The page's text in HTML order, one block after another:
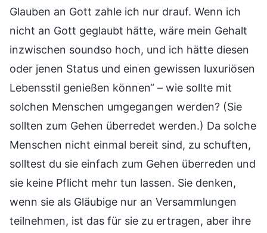
Glauben an Gott zahle ich nur drauf. Wenn ich
nicht an Gott geglaubt hätte, wäre mein Gehalt
inzwischen soundso hoch, und ich hätte diesen
oder jenen Status und einen gewissen luxuriösen
Lebensstil genießen können“ – wie sollte mit
solchen Menschen umgegangen werden? (Sie
sollten zum Gehen überredet werden.) Da solche
Menschen nicht einmal bereit sind, zu schuften,
solltest du sie einfach zum Gehen überreden und
sie keine Pflicht mehr tun lassen. Sie denken,
wenn sie als Gläubige nur an Versammlungen
teilnehmen, ist das für sie zu ertragen, aber ihre